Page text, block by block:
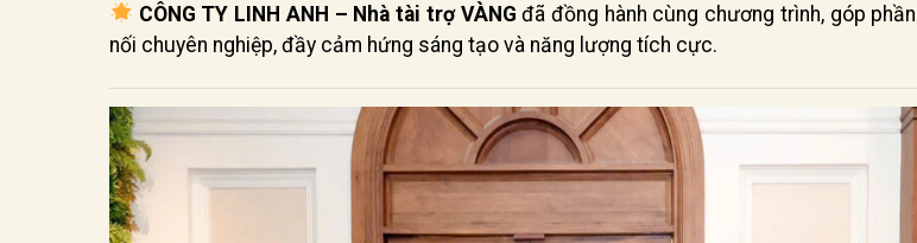
CÔNG TY LINH ANH – Nhà tài trợ VÀNG đã đồng hành cùng chương trình, góp
nối chuyên nghiệp, đầy cảm hứng sáng tạo và năng lượng tích cực.